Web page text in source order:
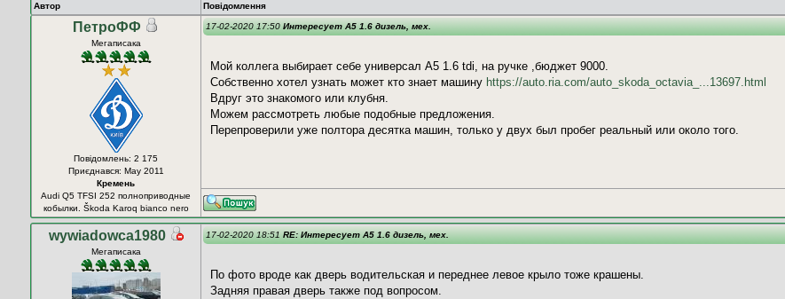
Автор Повідомлення
ПетроФФ
Мегаписака
Повідомлень: 2 175
Приєднався: May 2011
Кремень
Audi Q5 TFSI 252 полноприводные
кобылки. Škoda Karoq bianco nero
17-02-2020 17:50 Интересует А5 1.6 дизель, мех.
Мой коллега выбирает себе универсал А5 1.6 tdi, на ручке ,бюджет 9000.
Собственно хотел узнать может кто знает машину https://auto.ria.com/auto_skoda_octavia_...13697.html
Вдруг это знакомого или клубня.
Можем рассмотреть любые подобные предложения.
Перепроверили уже полтора десятка машин, только у двух был пробег реальный или около того.
wywiadowca1980
Мегаписака
17-02-2020 18:51 RE: Интересует А5 1.6 дизель, мех.
По фото вроде как дверь водительская и переднее левое крыло тоже крашены.
Задняя правая дверь также под вопросом.